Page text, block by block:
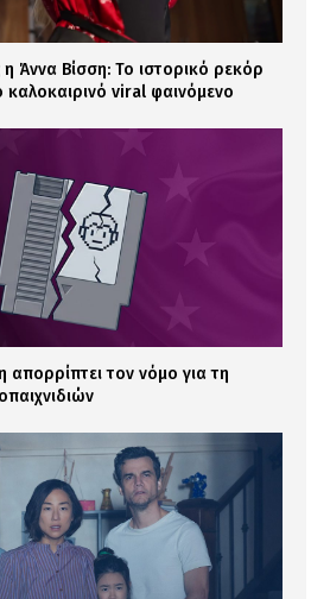
Άννα Βίσση: Το ιστορικό ρεκόρ
καλοκαιρινό viral φαινόμενο
τον νόμο για τη